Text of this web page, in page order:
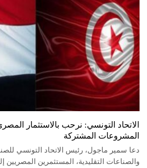
الاتحاد التونسي: نرحب بالاستثمار
المشروعات المشتركة
دعا سمير ماجول، رئيس الاتحاد التونسي
والصناعات التقليدية، المستثمرين المصريين